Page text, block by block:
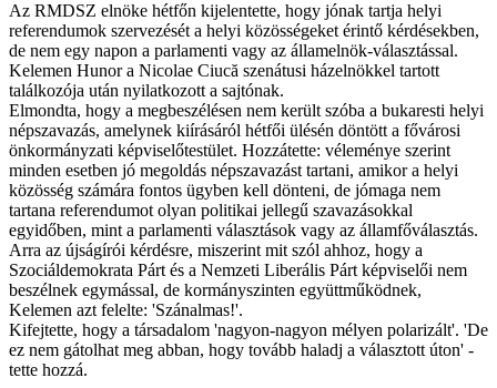
Az RMDSZ elnöke hétfőn kijelentette, hogy jónak tartja helyi
referendumok szervezését a helyi közösségeket érintő kérdésekben,
de nem egy napon a parlamenti vagy az államelnök-választással.
Kelemen Hunor a Nicolae Ciucă szenátusi házelnökkel tartott
találkozója után nyilatkozott a sajtónak.
Elmondta, hogy a megbeszélésen nem került szóba a bukaresti helyi
népszavazás, amelynek kiírásáról hétfői ülésén döntött a fővárosi
önkormányzati képviselőtestület. Hozzátette: véleménye szerint
minden esetben jó megoldás népszavazást tartani, amikor a helyi
közösség számára fontos ügyben kell dönteni, de jómaga nem
tartana referendumot olyan politikai jellegű szavazásokkal
egyidőben, mint a parlamenti választások vagy az államfőválasztás.
Arra az újságírói kérdésre, miszerint mit szól ahhoz, hogy a
Szociáldemokrata Párt és a Nemzeti Liberális Párt képviselői nem
beszélnek egymással, de kormányszinten együttműködnek,
Kelemen azt felelte: 'Szánalmas!'.
Kifejtette, hogy a társadalom 'nagyon-nagyon mélyen polarizált'. 'De
ez nem gátolhat meg abban, hogy tovább haladj a választott úton' -
tette hozzá.